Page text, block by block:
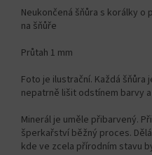
Neukončená šňůra s korálky o
na šňůře
Průtah 1 mm
Foto je ilustrační. Každá šňůra
nepatrně lišit odstínem barvy
Minerál je uměle přibarvený.
šperkařství běžný proces.
kde ve zcela přírodním stavu